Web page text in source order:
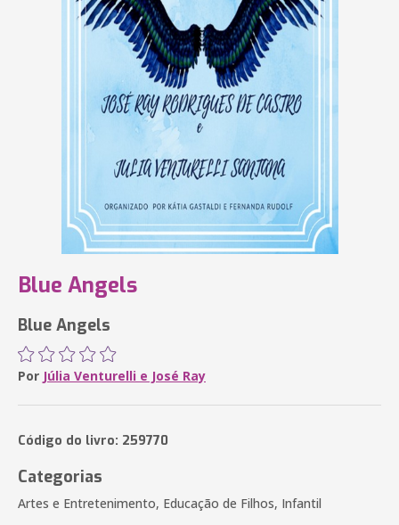
Blue Angels
Blue Angels
Por Júlia Venturelli e José Ray
Código do livro: 259770
Categorias
Artes e Entretenimento, Educação de Filhos, Infantil